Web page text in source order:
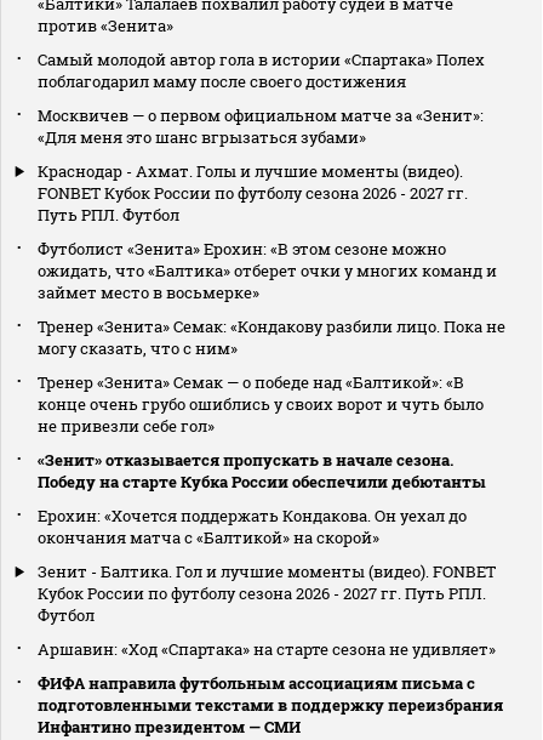
против «Зенита»
Самый молодой автор гола в истории «Спартака» Полех
поблагодарил маму после своего достижения
Москвичев — о первом официальном матче за «Зенит»:
«Для меня это шанс вгрызаться зубами»
Краснодар - Ахмат. Голы и лучшие моменты (видео).
FONBET Кубок России по футболу сезона 2026 - 2027 гг.
Путь РПЛ. Футбол
Футболист «Зенита» Ерохин: «В этом сезоне можно
ожидать, что «Балтика» отберет очки у многих команд и
займет место в восьмерке»
Тренер «Зенита» Семак: «Кондакову разбили лицо. Пока не
могу сказать, что с ним»
Тренер «Зенита» Семак — о победе над «Балтикой»: «В
конце очень грубо ошиблись у своих ворот и чуть было
не привезли себе гол»
«Зенит» отказывается пропускать в начале сезона.
Победу на старте Кубка России обеспечили дебютанты
Ерохин: «Хочется поддержать Кондакова. Он уехал до
окончания матча с «Балтикой» на скорой»
Зенит - Балтика. Гол и лучшие моменты (видео). FONBET
Кубок России по футболу сезона 2026 - 2027 гг. Путь РПЛ.
Футбол
Аршавин: «Ход «Спартака» на старте сезона не удивляет»
ФИФА направила футбольным ассоциациям письма с
подготовленными текстами в поддержку переизбрания
Инфантино президентом — СМИ